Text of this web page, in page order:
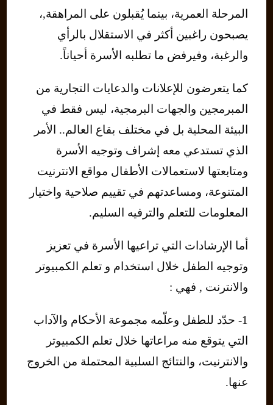
المرحلة العمرية، بينما يُقبلون على المراهقة,،
يصبحون راغبين أكثر في الاستقلال بالرأي
والرغبة، وفيرفض ما تطلبه الأسرة أحياناً.
كما يتعرضون للإعلانات والدعايات التجارية من
المبرمجين والجهات البرمجية، ليس فقط في
البيئة المحلية بل في مختلف بقاع العالم.. الأمر
الذي تستدعي معه إشراف وتوجيه الأسرة
ومتابعتها لاستعمالات الأطفال مواقع الانترنيت
المتنوعة، ومساعدتهم في تقييم صلاحية واختيار
المعلومات للتعلم والترفيه السليم.
أما الإرشادات التي تراعيها الأسرة في تعزيز
وتوجيه الطفل خلال استخدام و تعلم الكمبيوتر
والانترنت , فهي :
1- حدّد للطفل وعلّمه مجموعة الأحكام والآداب
التي يتوقع منه مراعاتها خلال تعلم الكمبيوتر
والانترنيت، والنتائج السلبية المحتملة من الخروج
عنها.